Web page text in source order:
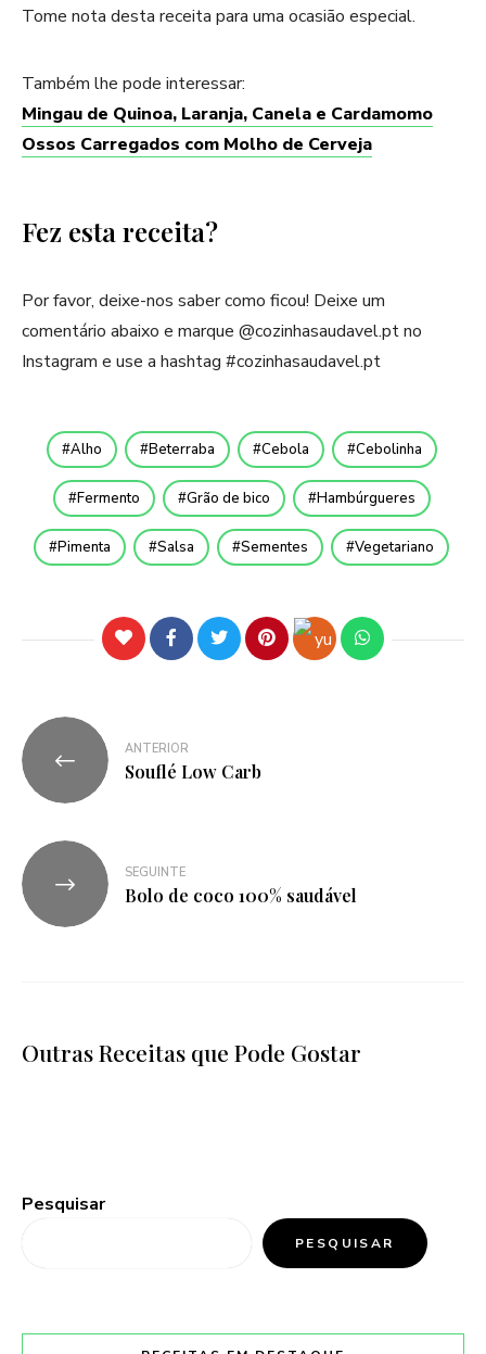
Tome nota desta receita para uma ocasião especial.
Também lhe pode interessar:
Mingau de Quinoa, Laranja, Canela e Cardamomo
Ossos Carregados com Molho de Cerveja
Fez esta receita?
Por favor, deixe-nos saber como ficou! Deixe um
comentário abaixo e marque @cozinhasaudavel.pt no
Instagram e use a hashtag #cozinhasaudavel.pt
Alho Beterraba Cebola Cebolinha
Fermento Grão de bico Hambúrgueres
Pimenta Salsa Sementes Vegetariano
ANTERIOR
Souflé Low Carb
SEGUINTE
Bolo de coco 100% saudável
Outras Receitas que Pode Gostar
Pesquisar
PESQUISAR